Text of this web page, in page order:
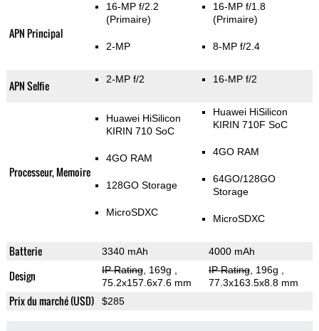
APN Principal
16-MP f/2.2
(Primaire)
2-MP
16-MP f/1.8
(Primaire)
8-MP f/2.4
APN Selfie 2-MP f/2 16-MP f/2
Processeur, Memoire
Huawei HiSilicon
KIRIN 710 SoC
4GO RAM
128GO Storage
MicroSDXC
Huawei HiSilicon
KIRIN 710F SoC
4GO RAM
64GO/128GO
Storage
MicroSDXC
Batterie 3340 mAh 4000 mAh
Design IP Rating, 169g
75.2x157.6x7.6 mm
IP Rating, 196g
77.3x163.5x8.8 mm
Prix du marché (USD) $285